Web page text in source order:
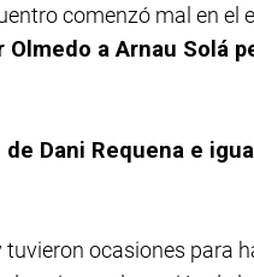
comenzó mal en el
a Arnau Solá
Dani Requena e
ocasiones para